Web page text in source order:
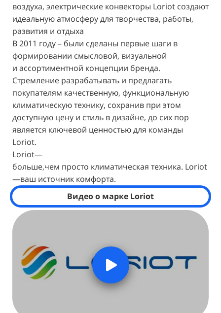
воздуха, электрические конвекторы Loriot создают
идеальную атмосферу для творчества, работы,
развития и отдыха
В 2011 году – были сделаны первые шаги в
формировании смысловой, визуальной
и ассортиментной концепции бренда.
Стремление разрабатывать и предлагать
покупателям качественную, функциональную
климатическую технику, сохранив при этом
доступную цену и стиль в дизайне, до сих пор
является ключевой ценностью для команды
Loriot.
Loriot—
больше,чем просто климатическая техника. Loriot
—ваш источник комфорта.
Видео о марке Loriot